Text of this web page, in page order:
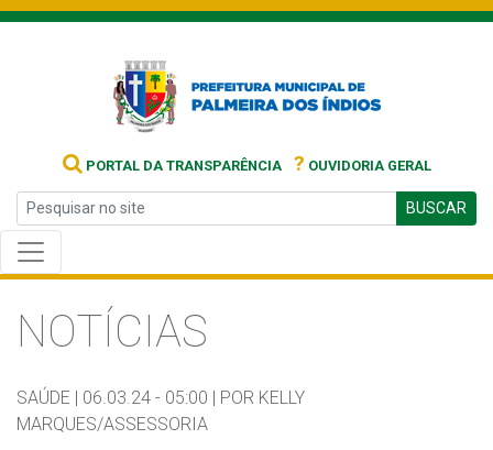
PORTAL DA TRANSPARÊNCIA ? OUVIDORIA GERAL
BUSCAR
NOTÍCIAS
SAÚDE | 06.03.24 - 05:00 | POR KELLY
MARQUES/ASSESSORIA